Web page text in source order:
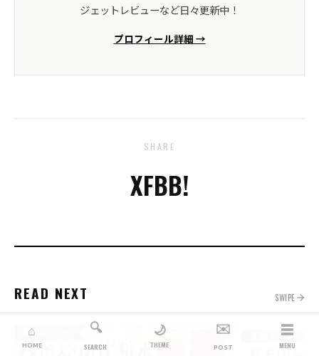
ジェットレビューなど日々更新中！
プロフィール詳細 →
SHARE
XFBB!
READ NEXT SWIPE
⌂
HOME
🔍
SEARCH
🌙
THEME
✉️
POST
☰
MENU